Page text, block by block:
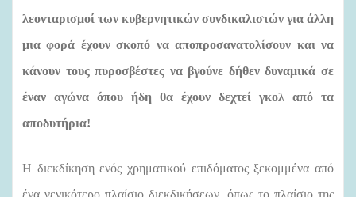
λεονταρισμοί των κυβερνητικών συνδικαλιστών για άλλη
μια φορά έχουν σκοπό να αποπροσανατολίσουν και να
κάνουν τους πυροσβέστες να βγούνε δήθεν δυναμικά σε
έναν αγώνα όπου ήδη θα έχουν δεχτεί γκολ από τα
αποδυτήρια!
Η διεκδίκηση ενός χρηματικού επιδόματος ξεκομμένα από
ένα γενικότερο πλαίσιο διεκδικήσεων, όπως το πλαίσιο της